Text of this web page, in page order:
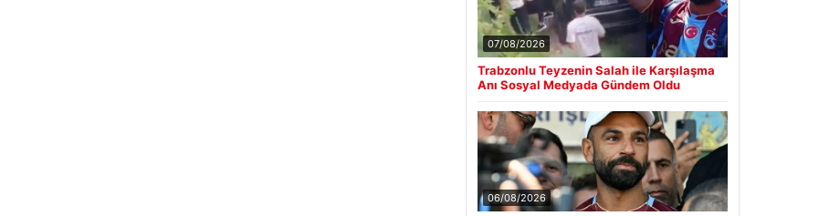
07/08/2026
Trabzonlu Teyzenin Salah ile Karşılaşma
Anı Sosyal Medyada Gündem Oldu
06/08/2026